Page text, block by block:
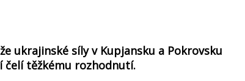
ukrajinské síly v Kupjansku a Pokrovsku
čelí těžkému rozhodnutí.